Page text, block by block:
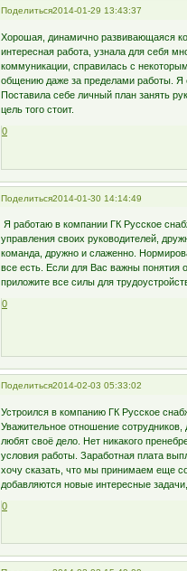
Поделиться2014-01-29 13:43:37
Хорошая, динамично развивающаяся
интересная работа, узнала для себя
коммуникации, справилась с
общению даже за пределами работы. Я
Поставила себе личный план занять
цель того стоит.
0
Поделиться2014-01-30 14:14:49
Я работаю в компании ГК Русское
управления своих руководителей,
команда, дружно и слаженно.
все есть. Если для Вас важны понятия
приложите все силы для
0
Поделиться2014-02-03 05:33:02
Устроился в компанию ГК Русское
Уважительное отношение
любят своё дело. Нет никакого
условия работы. Заработная плата
хочу сказать, что мы принимаем еще
добавляются новые интересные
0